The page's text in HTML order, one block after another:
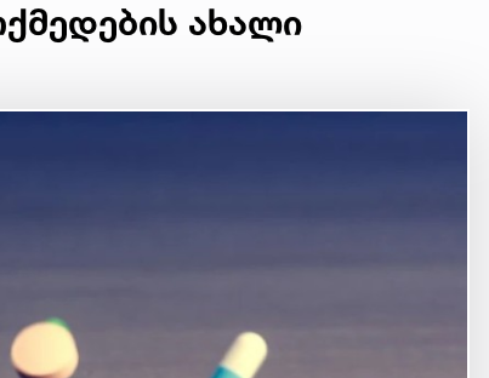
ახალი